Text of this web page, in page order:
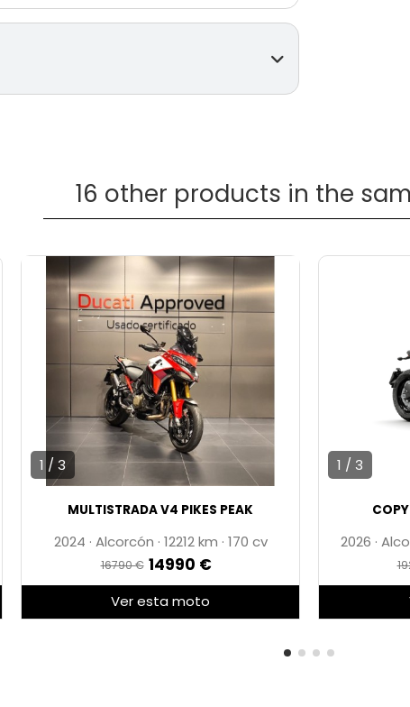
cc y 208 CV.
regulables.
con discos de 330 mm.
EVO (Ducati Wheelie Control) y
16 other products in the
1 / 3
MULTISTRADA V4 PIKES PEAK
2024 · Alcorcón · 12212 · 170 cv
16790 € 14990 €
Ver esta moto
1 / 3
2026 ·